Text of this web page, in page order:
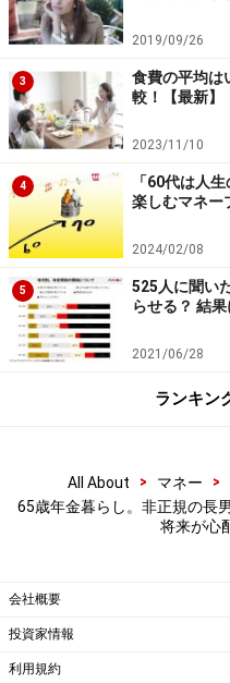
本記事の内容は一般的な情報
商品や投資行動を推奨するも
投資や資産運用に関する最終
掲載情報の正確性・完全性に
が、その内容を保証するもの
などについて当社は一切の責
最新の情報や詳細については
の公式情報をご確認ください
【編集部からのお知らせ】
・「家計」について、
中です！
※抽選で20名にAmazonギ
※謝礼付きの限定アンケー
なります
2019/09/26
3
食費の平均は
較！【最新】
2023/11/10
4
「60代は人
楽しむマネー
2024/02/08
5
525人に聞い
らせる？ 結
2021/06/28
ランキン
All About > マネー >
65歳年金暮らし。非正規の長
将来が心
会社概要
投資家情報
利用規約